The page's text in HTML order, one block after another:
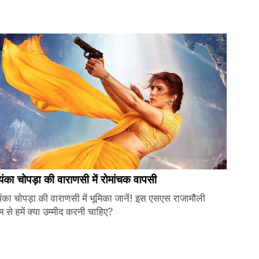
चोपड़ा की वाराणसी में रोमांचक वापसी
चोपड़ा की वाराणसी में भूमिका जानें! इस एसएस राजामौली
से हमें क्या उम्मीद करनी चाहिए?